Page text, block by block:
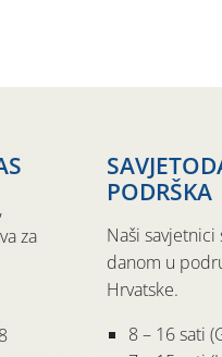
za
PODRŠKA
Naši
danom u
Hrvatske.
8 – 16 sati